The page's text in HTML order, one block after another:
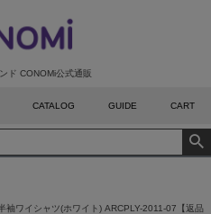
ド CONOMi公式通販
CATALOG GUIDE CART
袖ワイシャツ(ホワイト) ARCPLY-2011-07【返品